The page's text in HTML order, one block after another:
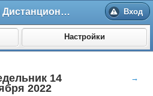
Портал Дистанционного обучения ВолгГМУ Вход
Настройки
14
2022
→